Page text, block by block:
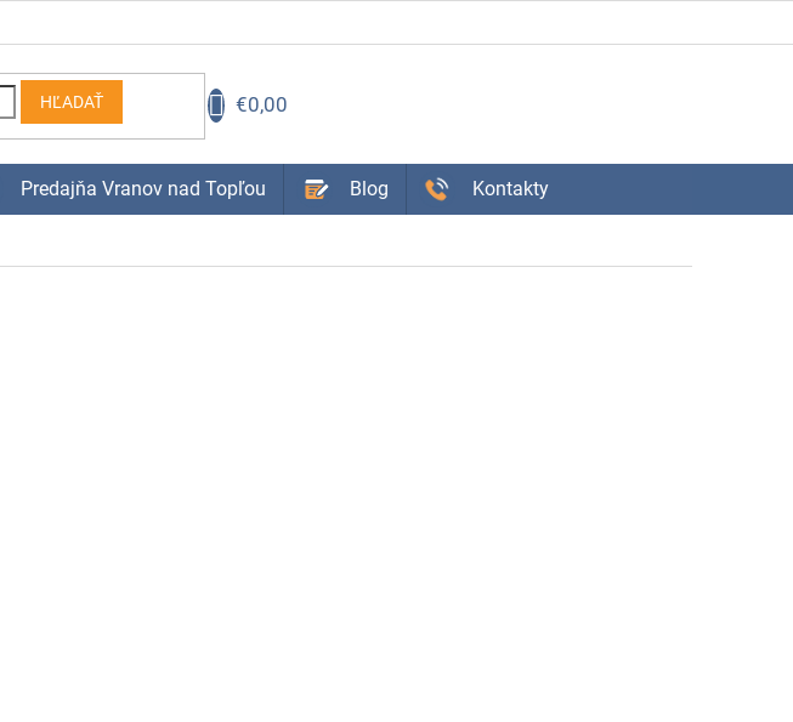
HĽADAŤ
KOŠÍK
€0,00
Predajňa Vranov nad Topľou Blog Kontakty